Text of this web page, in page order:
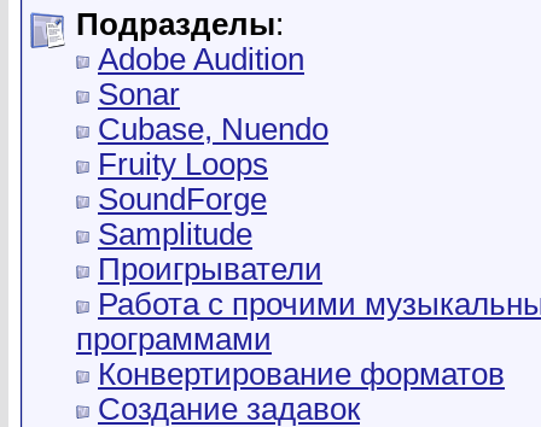
Подразделы:
Adobe Audition
Sonar
Cubase, Nuendo
Fruity Loops
SoundForge
Samplitude
Проигрыватели
Работа с прочими
программами
Конвертирование форматов
Создание задавок